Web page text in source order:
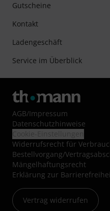
Gutscheine
Kontakt
Ladengeschäft
Service im Überblick
AGB/Impressum
Datenschutzhinweise
Widerrufsrecht für
Bestellvorgang/
Mängelhaftungsrecht
Erklärung zur
Vertrag widerrufen